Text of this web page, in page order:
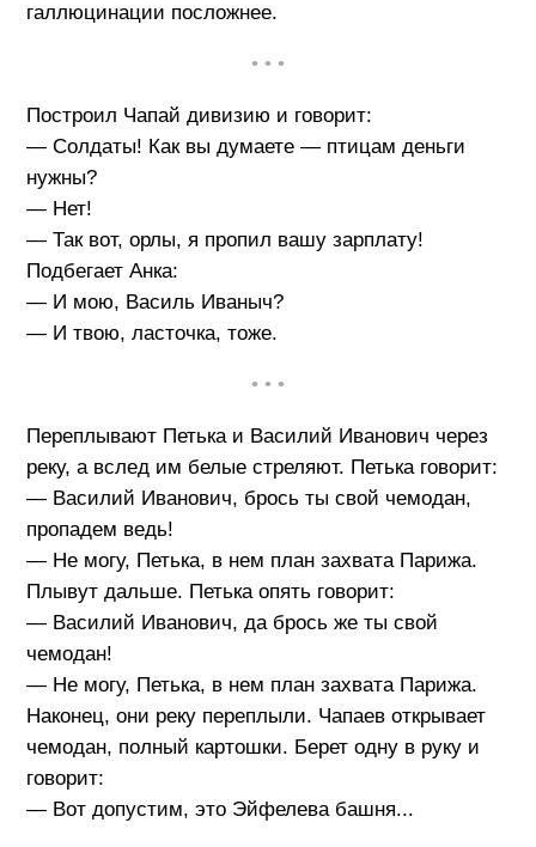
галлюцинации посложнее.
• • •
Построил Чапай дивизию и говорит:
— Солдаты! Как вы думаете — птицам деньги
нужны?
— Нет!
— Так вот, орлы, я пропил вашу зарплату!
Подбегает Анка:
— И мою, Василь Иваныч?
— И твою, ласточка, тоже.
• • •
Переплывают Петька и Василий Иванович через
реку, а вслед им белые стреляют. Петька говорит:
— Василий Иванович, брось ты свой чемодан,
пропадем ведь!
— Не могу, Петька, в нем план захвата Парижа.
Плывут дальше. Петька опять говорит:
— Василий Иванович, да брось же ты свой
чемодан!
— Не могу, Петька, в нем план захвата Парижа.
Наконец, они реку переплыли. Чапаев открывает
чемодан, полный картошки. Берет одну в руку и
говорит:
— Вот допустим, это Эйфелева башня...